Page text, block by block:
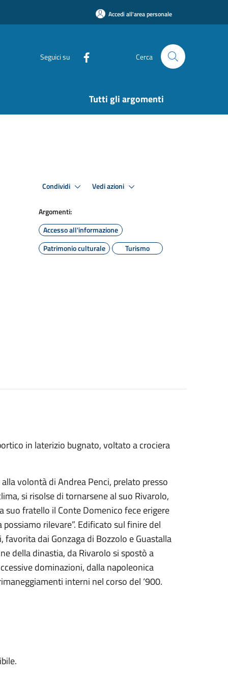
Accedi all'area personale
Seguici su Cerca
Tutti gli argomenti
Condividi Vedi azioni
Argomenti:
Accesso all'informazione
Patrimonio culturale
Turismo
in laterizio bugnato, voltato a crociera
volontà di Andrea Penci, prelato presso
si risolse di tornarsene al suo Rivarolo,
suo fratello il Conte Domenico fece erigere
rilevare”. Edificato sul finire del
dai Gonzaga di Bozzolo e Guastalla
della dinastia, da Rivarolo si spostò a
dominazioni, dalla napoleonica
interni nel corso del ‘900.